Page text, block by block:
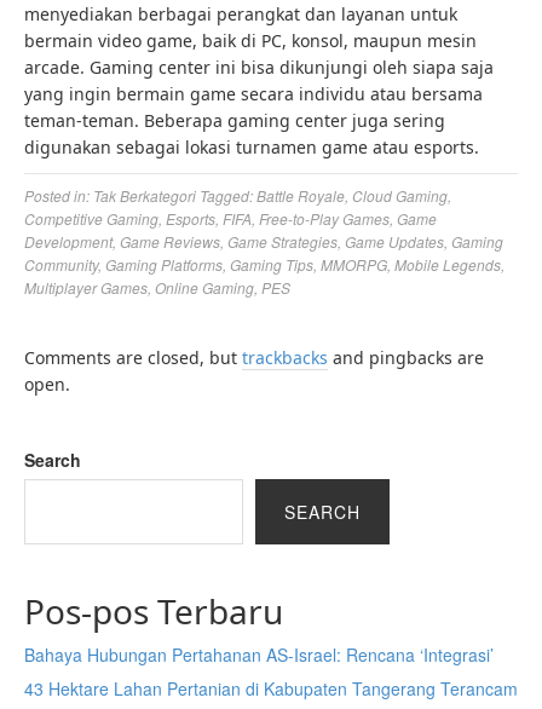
menyediakan berbagai perangkat dan layanan untuk
bermain video game, baik di PC, konsol, maupun mesin
arcade. Gaming center ini bisa dikunjungi oleh siapa saja
yang ingin bermain game secara individu atau bersama
teman-teman. Beberapa gaming center juga sering
digunakan sebagai lokasi turnamen game atau esports.
Posted in: Tak Berkategori Tagged:Battle Royale Cloud Gaming
Competitive Gaming Esports FIFA Free-to-Play Games Game
Development, Game Reviews Game Strategies Game Updates Gaming
Community, Gaming Platforms Gaming Tips MMORPG Mobile Legends
Multiplayer Games Online Gaming PES
Comments are closed, but trackbacks and pingbacks are
open.
Search
SEARCH
Pos-pos Terbaru
Bahaya Hubungan Pertahanan AS-Israel: Rencana ‘Integrasi’
43 Hektare Lahan Pertanian di Kabupaten Tangerang Terancam